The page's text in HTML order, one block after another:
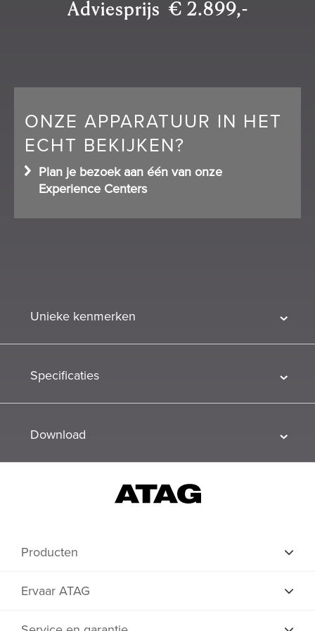
Adviesprijs € 2.899,-
ONZE APPARATUUR IN HET
ECHT BEKIJKEN?
Plan je bezoek aan één van onze
Experience Centers
Unieke kenmerken
Specificaties
Download
Producten
Ervaar ATAG